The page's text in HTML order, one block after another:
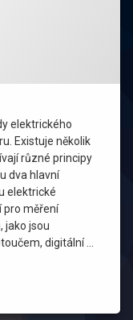
elektrického
Existuje několik
různé principy
dva hlavní
elektrické
pro měření
jako jsou
digitální …